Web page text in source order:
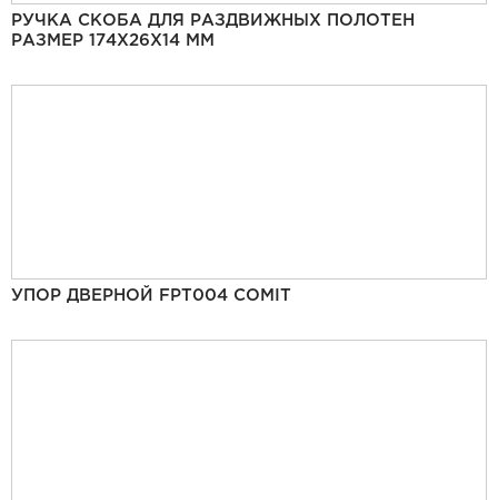
РУЧКА СКОБА ДЛЯ РАЗДВИЖНЫХ ПОЛОТЕН
РАЗМЕР 174Х26Х14 ММ
УПОР ДВЕРНОЙ FPT004 COMIT